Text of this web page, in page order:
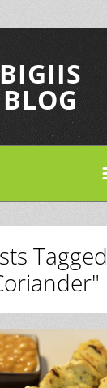
BIGIIS
BLOG
Tagged